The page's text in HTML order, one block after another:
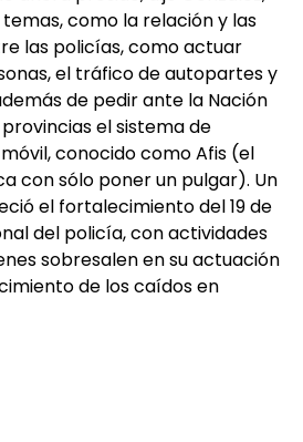
como la relación y las
las policías, como actuar
el tráfico de autopartes y
de pedir ante la Nación
el sistema de
conocido como Afis (el
con sólo poner un pulgar). Un
el fortalecimiento del 19 de
del policía, con actividades
sobresalen en su actuación
de los caídos en